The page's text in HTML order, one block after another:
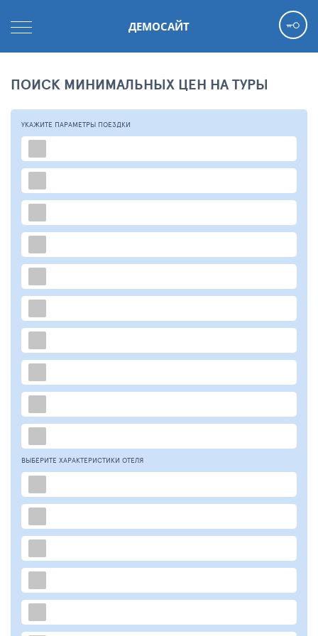
ДЕМОСАЙТ
ПОИСК МИНИМАЛЬНЫХ ЦЕН НА ТУРЫ
УКАЖИТЕ ПАРАМЕТРЫ ПОЕЗДКИ
ВЫБЕРИТЕ ХАРАКТЕРИСТИКИ ОТЕЛЯ